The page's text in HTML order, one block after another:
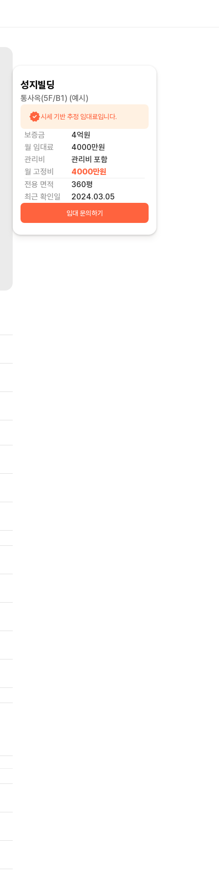
성지빌딩
통사옥(5F/B1) (예시)
시세 기반 추정 임대료입니다.
보증금 4억원
월 임대료
4000만원
관리비
관리비 포함
월 고정비
4000만원
전용 면적
360평
최근 확인일
2024.03.05
임대 문의하기